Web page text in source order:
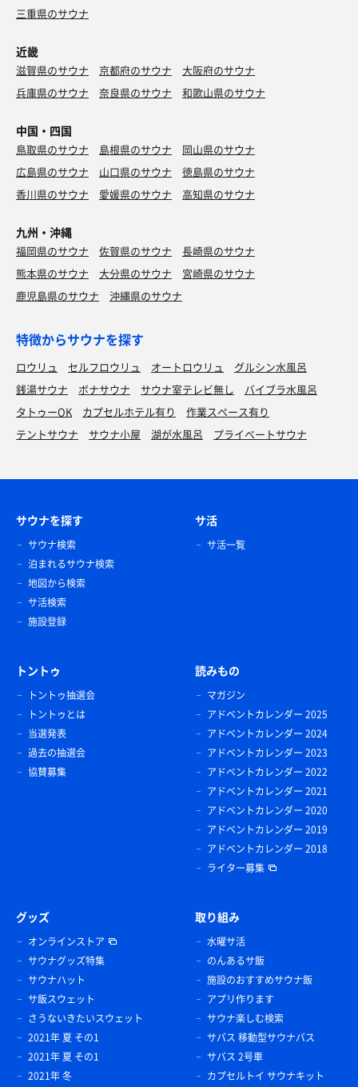
三重県のサウナ
近畿
滋賀県のサウナ 京都府のサウナ
大阪府のサウナ
兵庫県のサウナ
奈良県のサウナ 和歌山県のサウナ
中国・四国
鳥取県のサウナ 島根県のサウナ
岡山県のサウナ
広島県のサウナ
山口県のサウナ
徳島県のサウナ
香川県のサウナ
愛媛県のサウナ 高知県のサウナ
九州・沖縄
福岡県のサウナ 佐賀県のサウナ
長崎県のサウナ
熊本県のサウナ
大分県のサウナ
宮崎県のサウナ
鹿児島県のサウナ
沖縄県のサウナ
特徴からサウナを探す
ロウリュ セルフロウリュ オートロウリュ
グルシン水風呂
銭湯サウナ
ボナサウナ サウナ室テレビ無し
バイブラ水風呂
タトゥーOK
カプセルホテル有り
作業スペース有り
テントサウナ
サウナ小屋 湖が水風呂 プライベートサウナ
サウナを探す
サウナ検索
泊まれるサウナ検索
地図から検索
サ活検索
施設登録
サ活
サ活一覧
トントゥ
トントゥ抽選会
トントゥとは
当選発表
過去の抽選会
協賛募集
読みもの
マガジン
アドベントカレンダー 2025
アドベントカレンダー 2024
アドベントカレンダー 2023
アドベントカレンダー 2022
アドベントカレンダー 2021
アドベントカレンダー 2020
アドベントカレンダー 2019
アドベントカレンダー 2018
ライター募集
グッズ
オンラインストア
サウナグッズ特集
サウナハット
サ飯スウェット
さうないきたいスウェット
2021年 夏 その1
2021年 夏 その1
2021年 冬
取り組み
水曜サ活
のんあるサ飯
施設のおすすめサウナ飯
アプリ作ります
サウナ楽しむ検索
サバス 移動型サウナバス
サバス 2号車
カプセルトイ サウナキット